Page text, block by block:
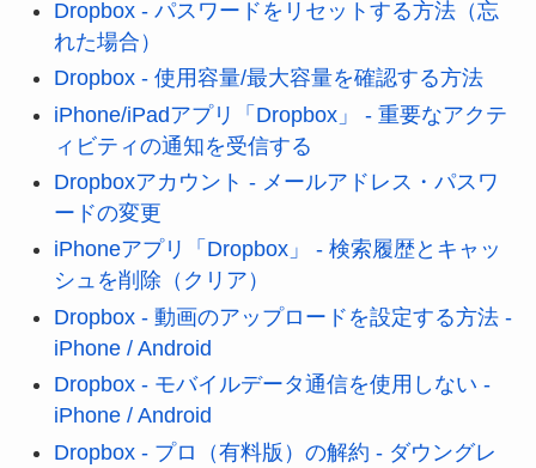
Dropbox - パスワードをリセットする方法（忘
れた場合）
Dropbox - 使用容量/最大容量を確認する方法
iPhone/iPadアプリ「Dropbox」 - 重要なアクテ
ィビティの通知を受信する
Dropboxアカウント - メールアドレス・パスワ
ードの変更
iPhoneアプリ「Dropbox」 - 検索履歴とキャッ
シュを削除（クリア）
Dropbox - 動画のアップロードを設定する方法 -
iPhone / Android
Dropbox - モバイルデータ通信を使用しない -
iPhone / Android
Dropbox - プロ（有料版）の解約 - ダウングレ